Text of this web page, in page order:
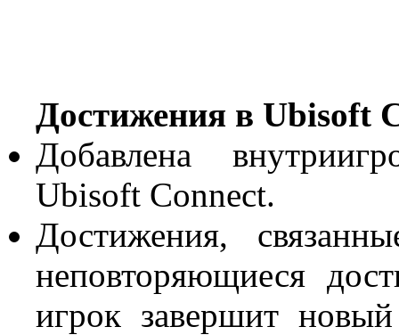
Достижения в Ubisoft
Добавлена
Ubisoft Connect.
Достижения,
неповторяющиеся
игрок завершит